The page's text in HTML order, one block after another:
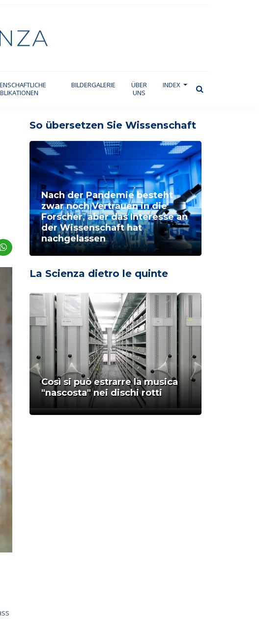
BILDERGALERIE
ÜBER
UNS
INDEX
So übersetzen Sie Wissenschaft
Nach der Pandemie besteht
zwar noch Vertrauen in die
Forscher, aber das Interesse an
der Wissenschaft hat
nachgelassen
La Scienza dietro le quinte
Così si può estrarre la musica
"nascosta" nei dischi rotti